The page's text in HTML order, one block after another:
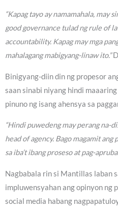
“Kapag tayo ay namamahala, may
good governance tulad ng rule of
accountability. Kapag may mga
mahalagang mabigyang-linaw ito.”
Binigyang-diin din ng propesor
saan sinabi niyang hindi
pinuno ng isang ahensya sa
“Hindi puwedeng may perang na-
head of agency. Bago magamit
sa iba’t ibang proseso at pag-
Nagbabala rin si Mantillas laban
impluwensyahan ang opinyon ng
social media habang